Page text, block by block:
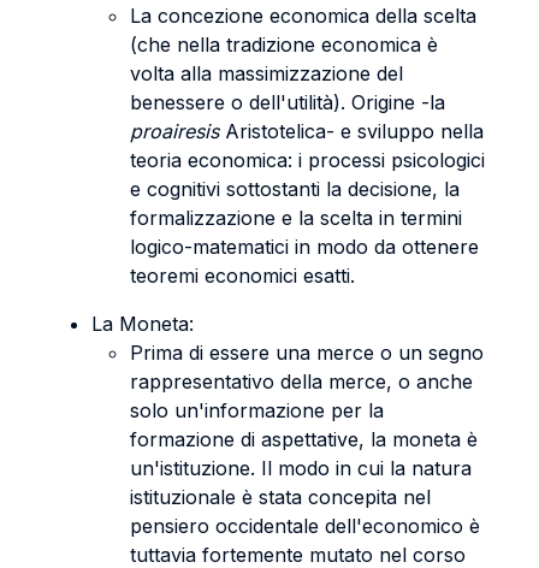
La concezione economica della scelta
(che nella tradizione economica è
volta alla massimizzazione del
benessere o dell'utilità). Origine -la
proairesisAristotelica- e sviluppo nella
teoria economica: i processi psicologici
e cognitivi sottostanti la decisione, la
formalizzazione e la scelta in termini
logico-matematici in modo da ottenere
teoremi economici esatti.
La Moneta:
Prima di essere una merce o un segno
rappresentativo della merce, o anche
solo un'informazione per la
formazione di aspettative, la moneta è
un'istituzione. Il modo in cui la natura
istituzionale è stata concepita nel
pensiero occidentale dell'economico è
tuttavia fortemente mutato nel corso